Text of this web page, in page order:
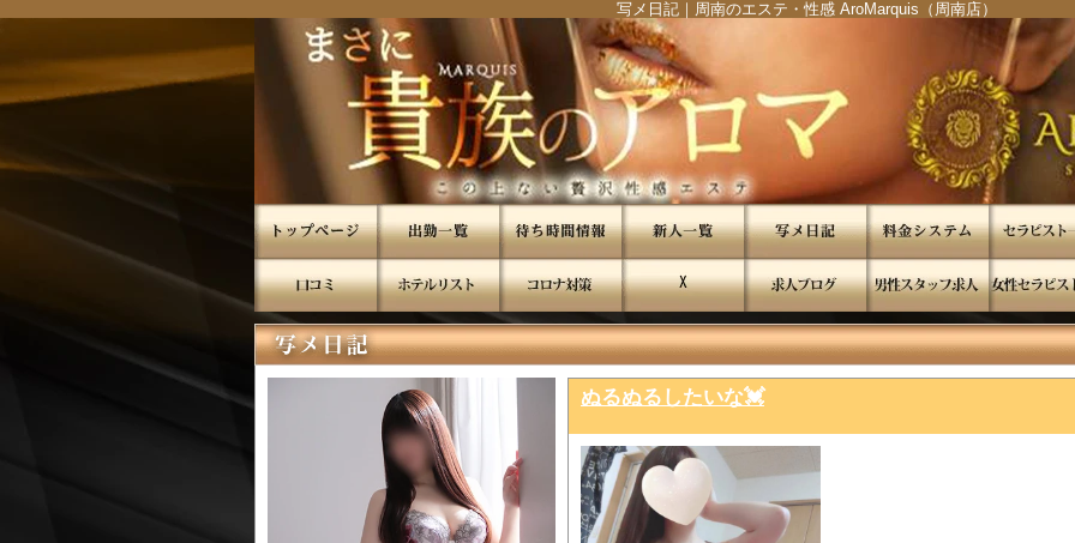
""
写メ日記｜周南のエステ・性感 AroMarquis（周南店）
ぬるぬるしたいな💓